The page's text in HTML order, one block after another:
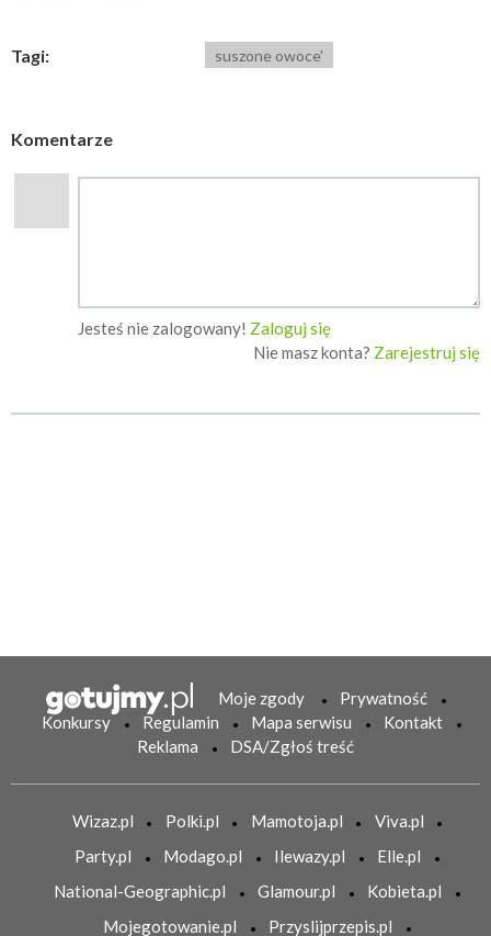
Tagi: suszone owoce'
Komentarze
Jesteś nie zalogowany! Zaloguj się
Nie masz konta? Zarejestruj się
Moje zgody
Prywatność
Konkursy
Regulamin Mapa serwisu
Kontakt
Reklama
DSA/Zgłoś treść
Wizaz.pl Polki.pl Mamotoja.pl
Viva.pl
Party.pl
Modago.pl Ilewazy.pl
Elle.pl
National-Geographic.pl
Glamour.pl
Kobieta.pl
Mojegotowanie.pl
Przyslijprzepis.pl